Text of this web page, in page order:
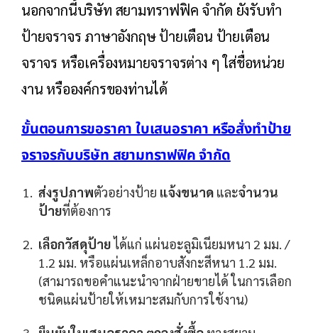
นอกจากนี้บริษัท สยามทราฟฟิค จำกัด ยังรับทำ
ป้ายจราจร ภาษาอังกฤษ ป้ายเตือน ป้ายเตือน
จราจร หรือเครื่องหมายจราจรต่าง ๆ ใส่ชื่อหน่วย
งาน หรือองค์กรของท่านได้
ขั้นตอนการขอราคา ใบเสนอราคา หรือสั่งทำป้าย
จราจรกับบริษัท สยามทราฟฟิค จำกัด
ส่งรูปภาพตัวอย่างป้าย แจ้งขนาด และจำนวน
ป้ายที่ต้องการ
เลือกวัสดุป้ายได้แก่ แผ่นอะลูมิเนียมหนา 2 มม. /
1.2 มม. หรือแผ่นเหล็กอาบสังกะสีหนา 1.2 มม.
(สามารถขอคำแนะนำจากฝ่ายขายได้ ในการเลือก
ชนิดแผ่นป้ายให้เหมาะสมกับการใช้งาน)